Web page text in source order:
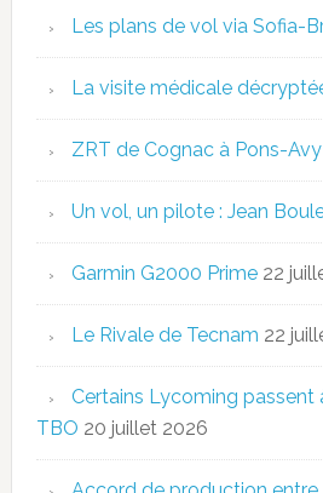
Les plans de vol via Sofia-
La visite médicale
ZRT de Cognac à Pons-Avy
Un vol, un pilote : Jean
Garmin G2000 Prime 22
Le Rivale de Tecnam 22
Certains Lycoming passent
TBO 20 juillet 2026